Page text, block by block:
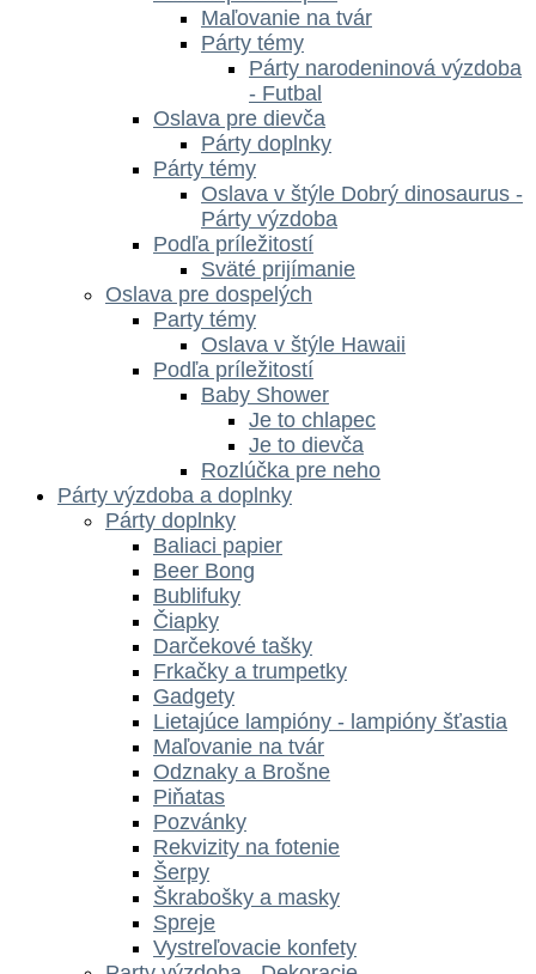
Maľovanie na tvár
Párty témy
Párty narodeninová výzdoba
- Futbal
Oslava pre dievča
Párty doplnky
Párty témy
Oslava v štýle Dobrý dinosaurus -
Párty výzdoba
Podľa príležitostí
Sväté prijímanie
Oslava pre dospelých
Party témy
Oslava v štýle Hawaii
Podľa príležitostí
Baby Shower
Je to chlapec
Je to dievča
Rozlúčka pre neho
Párty výzdoba a doplnky
Párty doplnky
Baliaci papier
Beer Bong
Bublifuky
Čiapky
Darčekové tašky
Frkačky a trumpetky
Gadgety
Lietajúce lampióny - lampióny šťastia
Maľovanie na tvár
Odznaky a Brošne
Piňatas
Pozvánky
Rekvizity na fotenie
Šerpy
Škrabošky a masky
Spreje
Vystreľovacie konfety